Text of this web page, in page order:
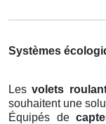
Systèmes
Lesvolets
souhaitent une
Équipés de